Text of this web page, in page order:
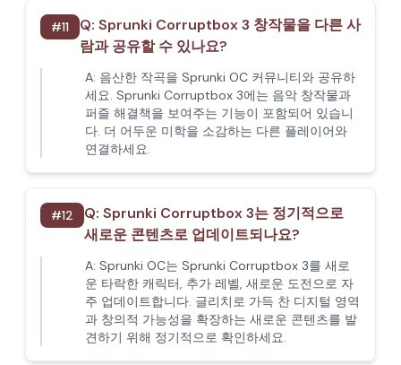
#11 Q: Sprunki Corruptbox 3 창작물을 다른 사
람과 공유할 수 있나요?
A: 음산한 작곡을 Sprunki OC 커뮤니티와 공유하
세요. Sprunki Corruptbox 3에는 음악 창작물과
퍼즐 해결책을 보여주는 기능이 포함되어 있습니
다. 더 어두운 미학을 소감하는 다른 플레이어와
연결하세요.
#12 Q: Sprunki Corruptbox 3는 정기적으로
새로운 콘텐츠로 업데이트되나요?
A: Sprunki OC는 Sprunki Corruptbox 3를 새로
운 타락한 캐릭터, 추가 레벨, 새로운 도전으로 자
주 업데이트합니다. 글리치로 가득 찬 디지털 영역
과 창의적 가능성을 확장하는 새로운 콘텐츠를 발
견하기 위해 정기적으로 확인하세요.